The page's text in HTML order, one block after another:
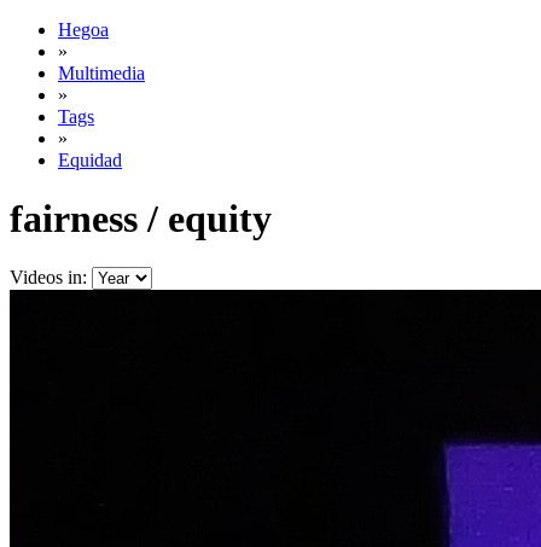
Hegoa
»
Multimedia
»
Tags
»
Equidad
fairness / equity
Videos in: